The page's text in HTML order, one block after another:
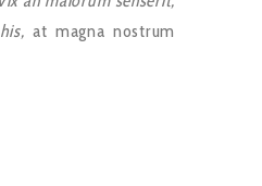
at magna nostrum